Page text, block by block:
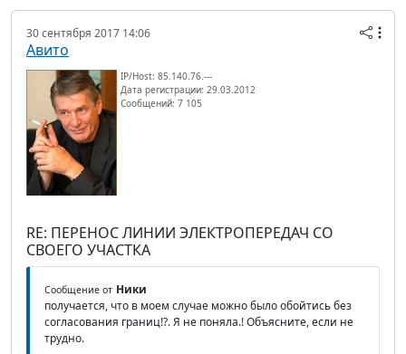
30 сентября 2017 14:06
Авито
IP/Host: 85.140.76.---
Дата регистрации: 29.03.2012
Сообщений: 7 105
RE: ПЕРЕНОС ЛИНИИ ЭЛЕКТРОПЕРЕДАЧ СО
СВОЕГО УЧАСТКА
Сообщение от Ники
получается, что в моем случае можно было обойтись без
согласования границ!?. Я не поняла.! Объясните, если не
трудно.